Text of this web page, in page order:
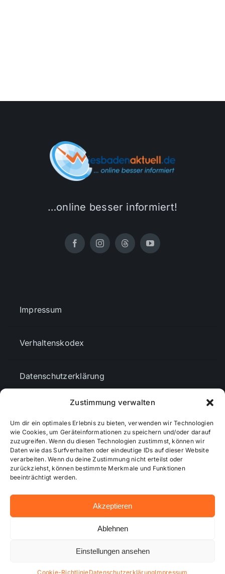
Zustimmung verwalten
Um dir ein optimales Erlebnis zu bieten, verwenden wir Technologien
wie Cookies, um Geräteinformationen zu speichern und/oder darauf
zuzugreifen. Wenn du diesen Technologien zustimmst, können wir
Daten wie das Surfverhalten oder eindeutige IDs auf dieser Website
verarbeiten. Wenn du deine Zustimmung nicht erteilst oder
zurückziehst, können bestimmte Merkmale und Funktionen
beeinträchtigt werden.
Akzeptieren
Ablehnen
Einstellungen ansehen
Cookie-RichtlinieDatenschutzerklärungImpressum
…online besser informiert!
Impressum
Verhaltenskodex
Datenschutzerklärung
Cookie-Richtlinie (EU)
Mediendaten
© 2026 - Wiesbadenaktuell ...online besser informiert!